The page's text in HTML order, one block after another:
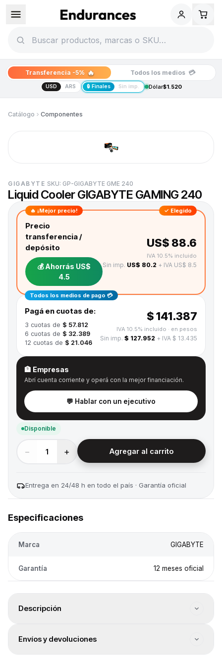
Transferencia -5% 🔥 Todos los medios 💳
USD ARS 🔒 Finales Sin imp. Dólar$1.520
Catálogo Componentes
GIGABYTE SKU: GP-GIGABYTE GME 240
Liquid Cooler GIGABYTE GAMING 240
🔥 ¡Mejor precio! ✓ Elegido
Precio
transferencia /
depósito
💰 Ahorrás US$
4.5
US$ 88.6
IVA 10.5% incluido
Sin imp. US$ 80.2 + IVA US$ 8.5
Todos los medios de pago 💳
Pagá en cuotas de:
3 cuotas de $ 57.812
6 cuotas de $ 32.389
12 cuotas de $ 21.046
$ 141.387
IVA 10.5% incluido · en pesos
Sin imp. $ 127.952 + IVA $ 13.435
🏦 Empresas
Abrí cuenta corriente y operá con la mejor financiación.
💬 Hablar con un ejecutivo
Disponible
− 1 + Agregar al carrito
Entrega en 24/48 h en todo el país · Garantía oficial
Especificaciones
Marca GIGABYTE
Garantía 12 meses oficial
Descripción
fan coolers: 2. Tamaño del fan cooler: 120 mm.
Envíos y devoluciones